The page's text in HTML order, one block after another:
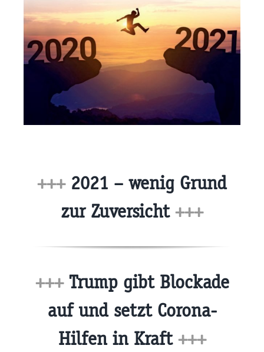
+++2021 – wenig Grund
zur Zuversicht +++
+++Trump gibt Blockade
auf und setzt Corona-
Hilfen in Kraft +++